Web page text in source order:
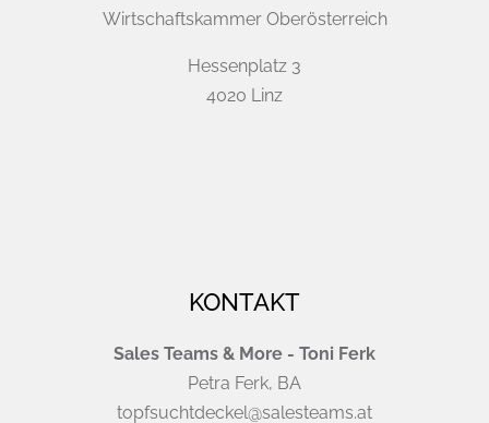
Wirtschaftskammer Oberösterreich
Hessenplatz 3
4020 Linz
KONTAKT
Sales Teams & More - Toni Ferk
Petra Ferk, BA
topfsuchtdeckel@salesteams.at